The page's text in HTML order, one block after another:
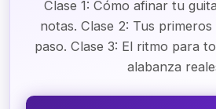
Clase 1: Cómo afinar tu
notas. Clase 2: Tus
paso. Clase 3: El ritmo para
alabanza